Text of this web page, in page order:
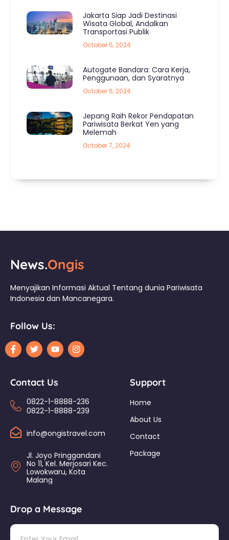
Jakarta Siap Jadi Destinasi
Wisata Global, Andalkan
Transportasi Publik
October 5, 2024
Autogate Bandara: Cara Kerja,
Penggunaan, dan Syaratnya
October 6, 2024
Jepang Raih Rekor Pendapatan
Pariwisata Berkat Yen yang
Melemah
October 7, 2024
News.Ongis
Menyajikan Informasi Aktual Tentang dunia Pariwisata
Indonesia dan Mancanegara.
Follow Us:
Contact Us
0822-1-8888-236
0822-1-8888-239
info@ongistravel.com
Jl. Joyo Pringgandani
No 11, Kel. Merjosari Kec.
Lowokwaru, Kota
Malang
Support
Home
About Us
Contact
Package
Drop a Message